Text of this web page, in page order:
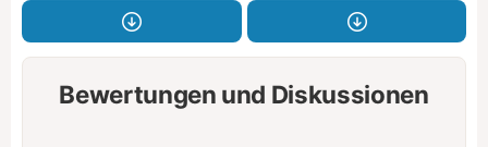
Bewertungen und Diskussionen